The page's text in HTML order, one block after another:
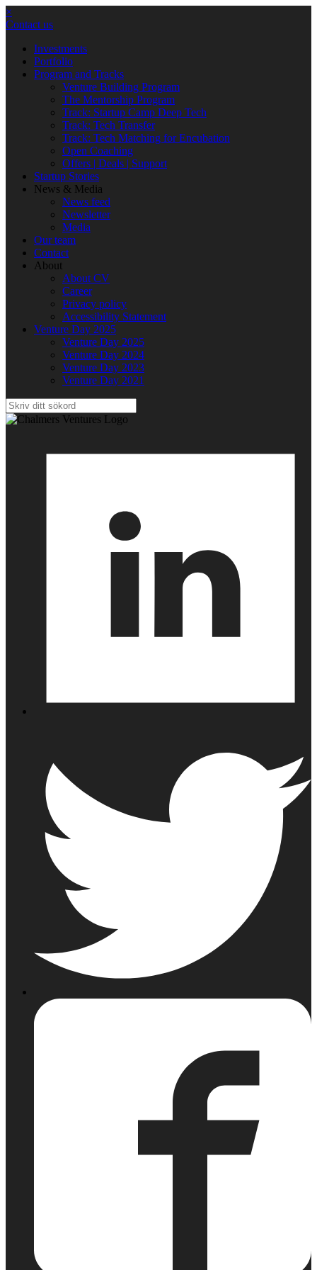
×
Contact us
Investments
Portfolio
Program and Tracks
Venture Building Program
The Mentorship Program
Track: Startup Camp Deep Tech
Track: Tech Transfer
Track: Tech Matching for Encubation
Open Coaching
Offers | Deals | Support
Startup Stories
News & Media
News feed
Newsletter
Media
Our team
Contact
About
About CV
Career
Privacy policy
Accessibility Statement
Venture Day 2025
Venture Day 2025
Venture Day 2024
Venture Day 2023
Venture Day 2021